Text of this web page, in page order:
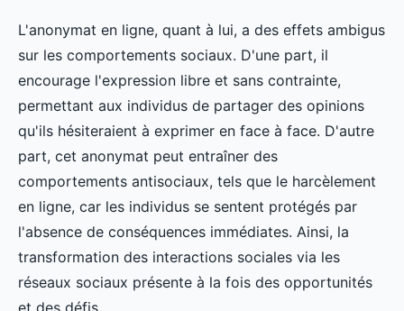
L'anonymat en ligne, quant à lui, a des effets ambigus
sur les comportements sociaux. D'une part, il
encourage l'expression libre et sans contrainte,
permettant aux individus de partager des opinions
qu'ils hésiteraient à exprimer en face à face. D'autre
part, cet anonymat peut entraîner des
comportements antisociaux, tels que le harcèlement
en ligne, car les individus se sentent protégés par
l'absence de conséquences immédiates. Ainsi, la
transformation des interactions sociales via les
réseaux sociaux présente à la fois des opportunités